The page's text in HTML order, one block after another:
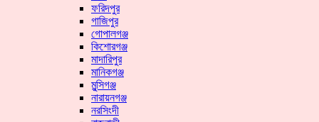
ফরিদপুর
গাজিপুর
গোপালগঞ্জ
কিশোরগঞ্জ
মাদারিপুর
মানিকগঞ্জ
মুন্সিগঞ্জ
নারায়নগঞ্জ
নরসিংদী